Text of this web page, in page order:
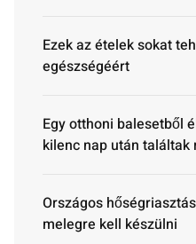
Ezek az ételek sokat
egészségéért
Egy otthoni balesetből
kilenc nap után találtak
Országos
melegre kell készülni